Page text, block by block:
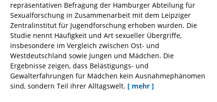
repräsentativen Befragung der Hamburger Abteilung für
Sexualforschung in Zusammenarbeit mit dem Leipziger
Zentralinstitut für Jugendforschung erhoben wurden. Die
Studie nennt Häufigkeit und Art sexueller Übergriffe,
insbesondere im Vergleich zwischen Ost- und
Westdeutschland sowie Jungen und Mädchen. Die
Ergebnisse zeigen, dass Belästigungs- und
Gewalterfahrungen für Mädchen kein Ausnahmephänomen
sind, sondern Teil ihrer Alltagswelt. [ mehr ]